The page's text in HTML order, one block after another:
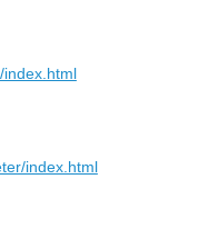
index.html
index.html